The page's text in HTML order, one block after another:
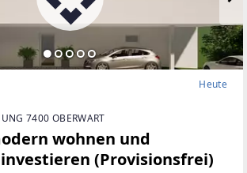
Heute
7400 OBERWART
wohnen und
(Provisionsfrei)